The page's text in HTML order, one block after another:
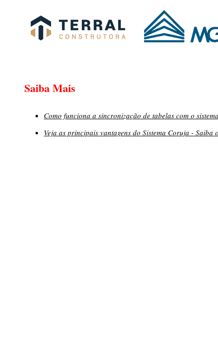
Saiba Mais
Como funciona a sincronização de tabelas com o
Veja as principais vantagens do Sistema Coruja - Saiba